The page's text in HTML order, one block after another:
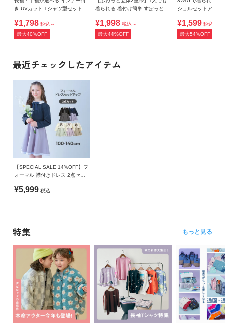
き UVカット Tシャツ型セットア
¥1,798 税込～
最大40%OFF
着られる 着付け簡単 すぽっと
¥1,998 税込～
最大44%OFF
ショルセットアップ
¥1,599 税込～
最大54%OFF
最近チェックしたアイテム
【SPECIAL SALE 14%OFF】フ
ォーマル 襟付きドレス 2点セッ
¥5,999 税込
特集 もっと見る